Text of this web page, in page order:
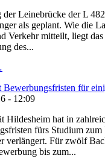
der Leinebrücke der L
als geplant. Wie die
Verkehr mitteilt, liegt
des...
für
- 12:09
Hildesheim hat in
fürs Studium zum
verlängert. Für zwölf
bis zum...